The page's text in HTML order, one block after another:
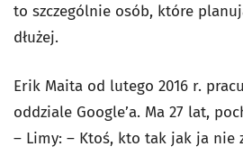
to szczególnie osób, które
dłużej.
Erik Maita od lutego 2016 r.
oddziale Google’a. Ma 27 lat,
– Limy: – Ktoś, kto tak jak ja nie